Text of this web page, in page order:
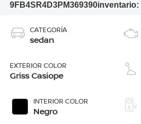
9FB4SR4D3PM369390inventario:
CATEGORÍA
sedan
EXTERIOR COLOR
Griss Casiope
INTERIOR COLOR
Negro